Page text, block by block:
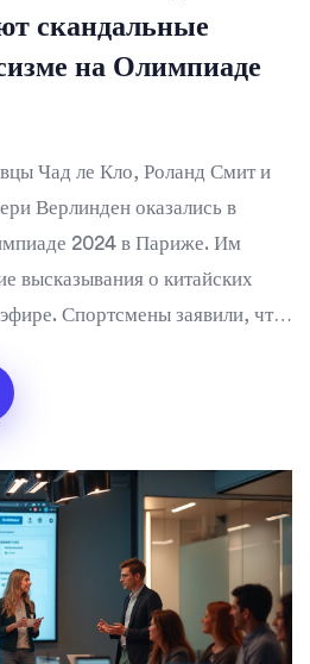
скандальные
на Олимпиаде
Чад ле Кло, Роланд Смит и
Верлинден оказались в
2024 в Париже. Им
высказывания о китайских
Спортсмены заявили, что